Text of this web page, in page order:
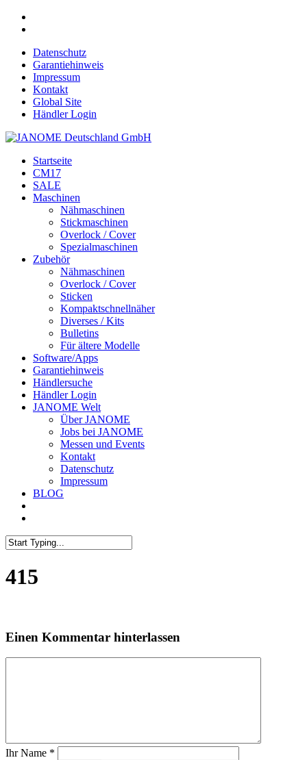
Datenschutz
Garantiehinweis
Impressum
Kontakt
Global Site
Händler Login
Startseite
CM17
SALE
Maschinen
Nähmaschinen
Stickmaschinen
Overlock / Cover
Spezialmaschinen
Zubehör
Nähmaschinen
Overlock / Cover
Sticken
Kompaktschnellnäher
Diverses / Kits
Bulletins
Für ältere Modelle
Software/Apps
Garantiehinweis
Händlersuche
Händler Login
JANOME Welt
Über JANOME
Jobs bei JANOME
Messen und Events
Kontakt
Datenschutz
Impressum
BLOG
415
Einen Kommentar hinterlassen
Ihr Name *